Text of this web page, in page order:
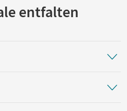
entfalten